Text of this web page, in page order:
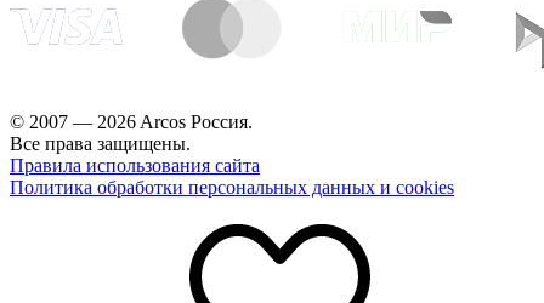
© 2007 — 2026 Arcos Россия.
Все права защищены.
Правила использования сайта
Политика обработки персональных данных и cookies